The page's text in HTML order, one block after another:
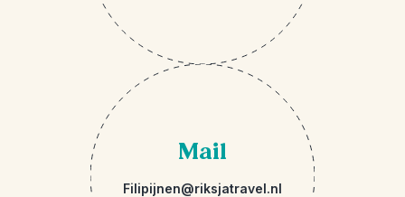
Mail
Filipijnen@riksjatravel.nl